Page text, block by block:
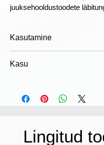
juuksehooldustoodete
Kasutamine
niisketele juustele; seejärel
aurutamiseks kogu
kauguselt. ligikaudu ja 5/
hulgast.
Tähelepanu!
Tuleb
Kasu
Parandab ravitulemust
kõõmavastane, juuste
väljalangemise vastane,
Lingitud